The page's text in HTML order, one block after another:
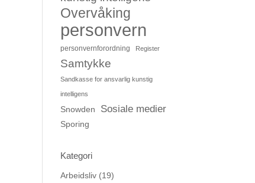
Overvåking
personvern
personvernforordning Register
Samtykke
Sandkasse for ansvarlig kunstig
intelligens
Snowden Sosiale medier
Sporing
Kategori
Arbeidsliv (19)